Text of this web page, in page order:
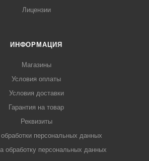
Лицензии
ИНФОРМАЦИЯ
Магазины
Условия оплаты
Условия доставки
Гарантия на товар
Реквизиты
персональных данных
обработку персональных данных